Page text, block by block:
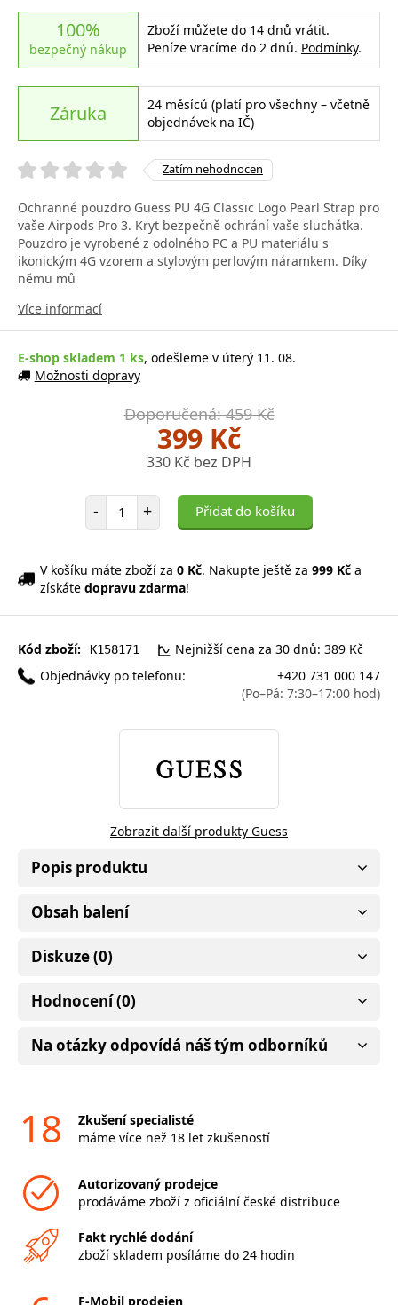
100%
bezpečný nákup
Zboží můžete do 14 dnů vrátit.
Peníze vracíme do 2 dnů. Podmínky.
Záruka
24 měsíců (platí pro všechny – včetně
objednávek na IČ)
Zatím nehodnocen
Ochranné pouzdro Guess PU 4G Classic Logo Pearl Strap pro
vaše Airpods Pro 3. Kryt bezpečně ochrání vaše sluchátka.
Pouzdro je vyrobené z odolného PC a PU materiálu s
ikonickým 4G vzorem a stylovým perlovým náramkem. Díky
němu mů
Více informací
E-shop skladem 1 ks, odešleme v úterý 11. 08.
Možnosti dopravy
Doporučená: 459 Kč
399 Kč
330 Kč bez DPH
- Počet položek
+ Přidat do košíku
V košíku máte zboží za 0 Kč. Nakupte ještě za 999 Kč a
získáte dopravu zdarma!
Kód zboží: K158171
Nejnižší cena za 30 dnů: 389 Kč
Objednávky po telefonu:
+420 731 000 147
(Po–Pá: 7:30–17:00 hod)
Zobrazit další produkty Guess
Popis produktu
Obsah balení
Diskuze (0)
Hodnocení (0)
Na otázky odpovídá náš tým odborníků
18
Zkušení specialisté
máme více než 18 let zkušeností
Autorizovaný prodejce
prodáváme zboží z oficiální české distribuce
Fakt rychlé dodání
zboží skladem posíláme do 24 hodin
F-Mobil prodejen